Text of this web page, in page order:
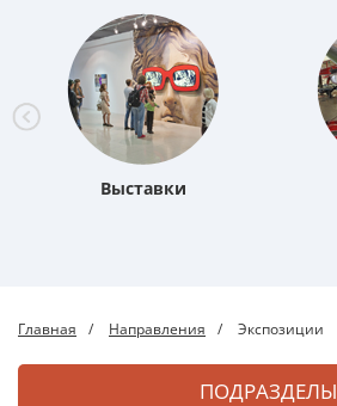
Выставки
Главная Направления Экспозиции
ПОДРАЗДЕЛЫ